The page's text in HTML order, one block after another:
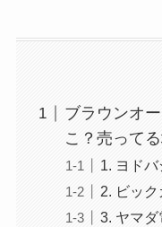
ブラウンオ
こ？売ってる
1. ヨド
2. ビック
3. ヤマダ